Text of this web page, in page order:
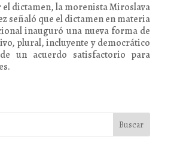
dictamen, la morenista Miroslava
señaló que el dictamen en materia
inauguró una nueva forma de
plural, incluyente y democrático
un acuerdo satisfactorio para